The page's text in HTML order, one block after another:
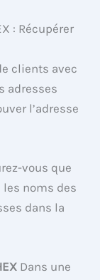
: Récupérer
clients avec
adresses
l’adresse
vous que
noms des
dans la
Dans une